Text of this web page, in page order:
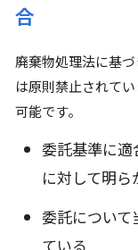
合
廃棄物処理法に基
は原則禁止されて
可能です。
委託基準に
に対して明ら
委託について
ている